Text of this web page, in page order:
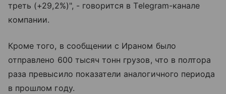
треть (+29,2%)", - говорится в Telegram-канале
компании.
Кроме того, в сообщении с Ираном было
отправлено 600 тысяч тонн грузов, что в полтора
раза превысило показатели аналогичного периода
в прошлом году.